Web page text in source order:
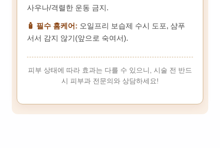
사우나/격렬한 운동 금지.
🧴 필수 홈케어: 오일프리 보습제 수시 도포, 샴푸
서서 감지 않기(앞으로 숙여서).
피부 상태에 따라 효과는 다를 수 있으니, 시술 전 반드
시 피부과 전문의와 상담하세요!